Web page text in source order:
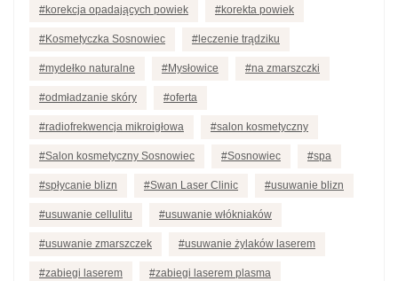
korekcja opadających powiek korekta powiek
Kosmetyczka Sosnowiec leczenie trądziku
mydełko naturalne Mysłowice na zmarszczki
odmładzanie skóry oferta
radiofrekwencja mikroigłowa salon kosmetyczny
Salon kosmetyczny Sosnowiec Sosnowiec spa
spłycanie blizn Swan Laser Clinic usuwanie blizn
usuwanie cellulitu usuwanie włókniaków
usuwanie zmarszczek usuwanie żylaków laserem
zabiegi laserem zabiegi laserem plasma